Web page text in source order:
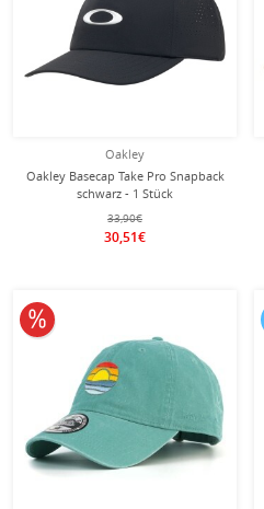
Oakley
Oakley Basecap Take Pro Snapback
schwarz - 1 Stück
33,90€
30,51€
10% reduziert